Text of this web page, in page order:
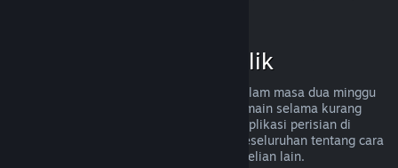
Kelayakan Bayaran Balik
Tawaran bayaran balik Steam terpakai dalam masa dua minggu
selepas pembelian dan dengan masa bermain selama kurang
daripada dua jam, untuk permainan dan aplikasi perisian di
gedung Steam. Berikut ialah gambaran keseluruhan tentang cara
bayaran balik berfungsi untuk jenis pembelian lain.